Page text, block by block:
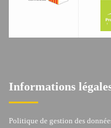
Informations
Politique de gestion des